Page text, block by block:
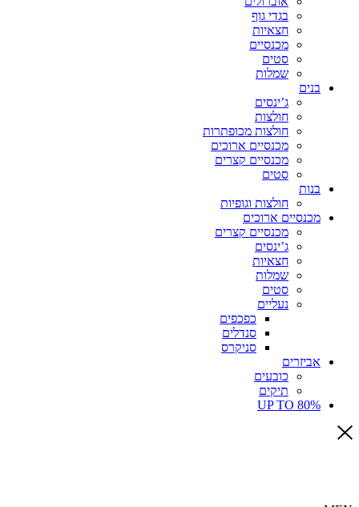
בגדי גוף
חצאיות
מכנסיים
סטים
שמלות
בנים
ג’ינסים
חולצות
חולצות מכופתרות
מכנסיים ארוכים
מכנסיים קצרים
סטים
בנות
חולצות וגופיות
מכנסיים ארוכים
מכנסיים קצרים
ג’ינסים
חצאיות
שמלות
סטים
נעליים
כפכפים
סנדלים
סניקרס
אביזרים
כובעים
תיקים
UP TO 80%